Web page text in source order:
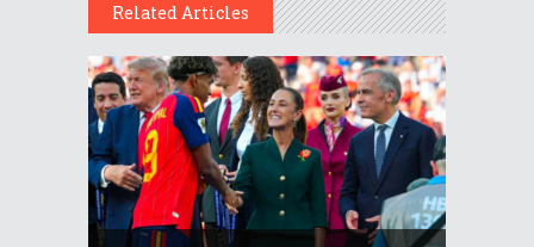
Related Articles